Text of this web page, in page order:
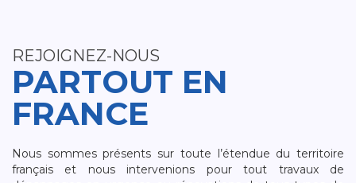
REJOIGNEZ-NOUS
PARTOUT EN
FRANCE
Nous sommes présents sur toute l’étendue du territoire
français et nous intervenions pour tout travaux de